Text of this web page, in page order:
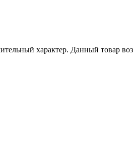
характер. Данный товар